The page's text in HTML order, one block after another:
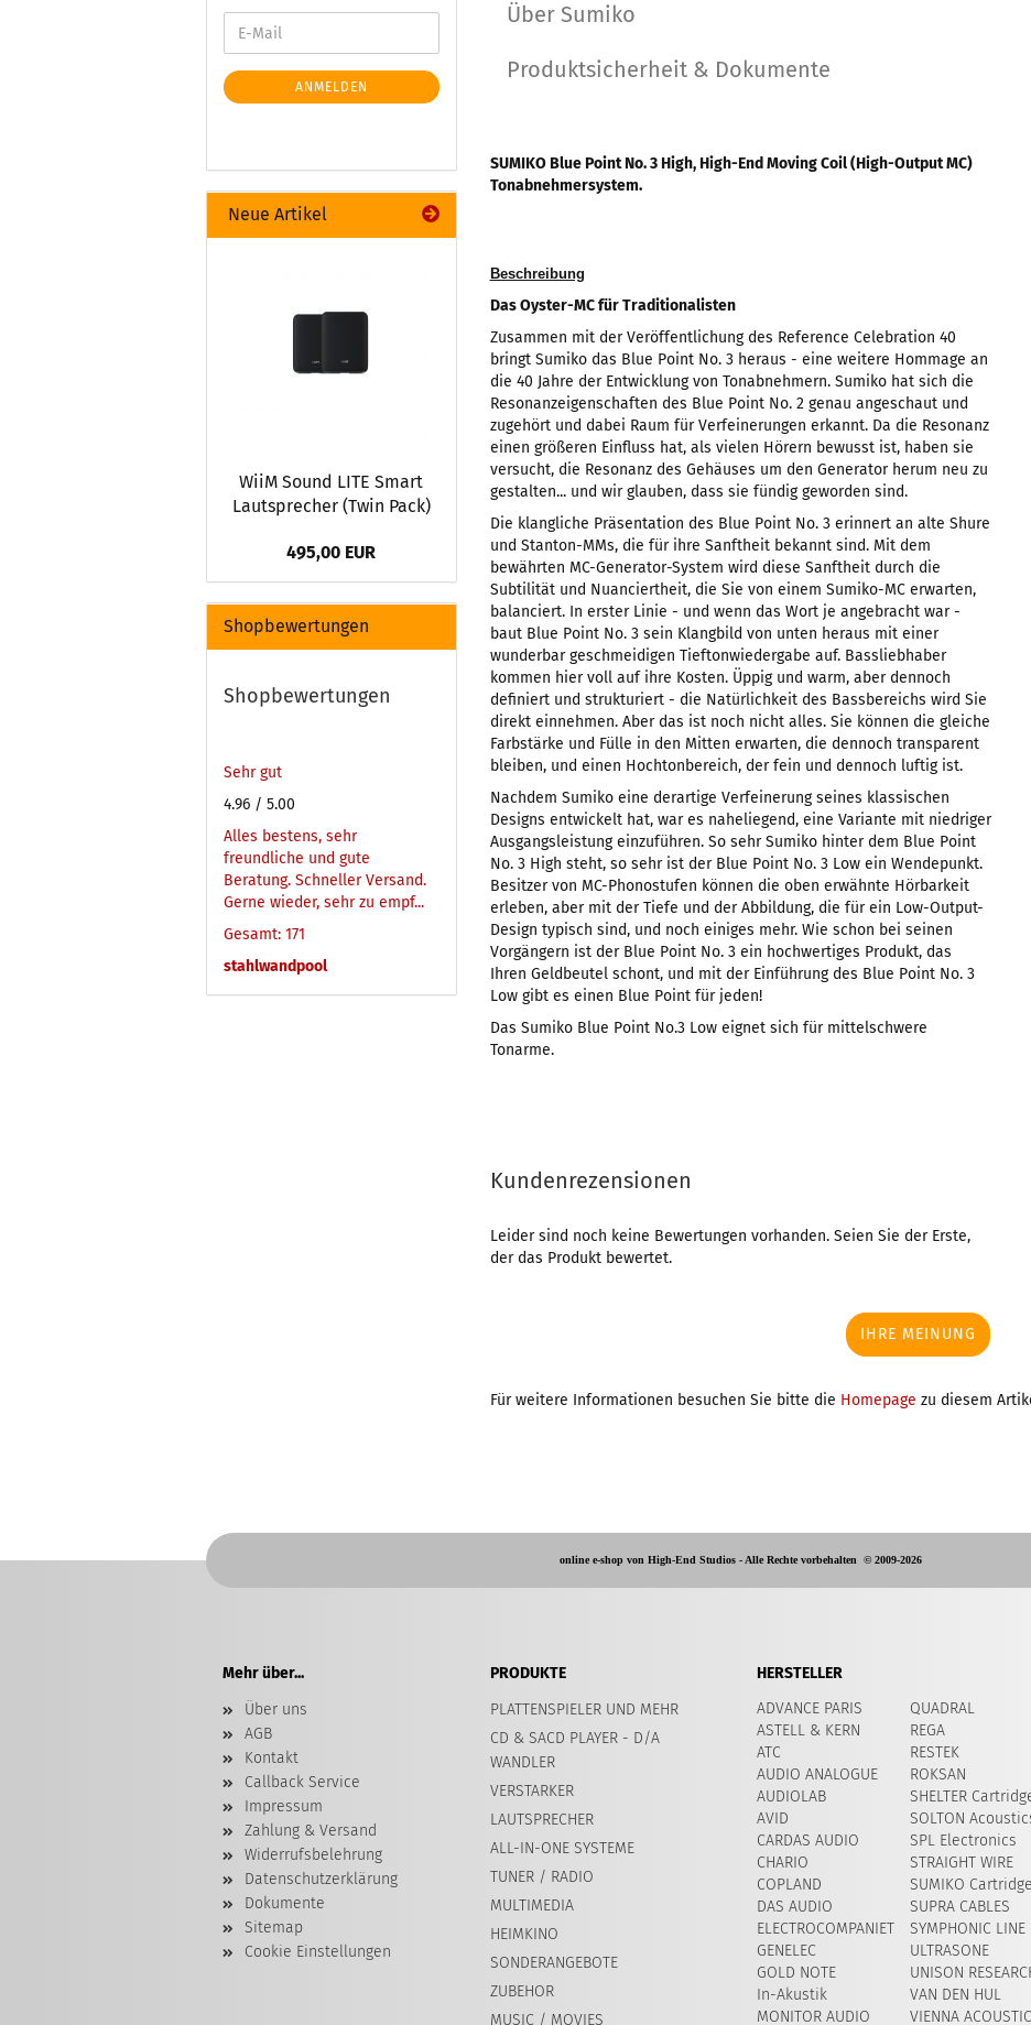
Über Sumiko
Produktsicherheit & Dokumente
SUMIKO Blue Point No. 3 High, High-End Moving Coil (High-Output MC)
Tonabnehmersystem.
Beschreibung
Das Oyster-MC für Traditionalisten
Zusammen mit der Veröffentlichung des Reference Celebration 40
bringt Sumiko das Blue Point No. 3 heraus - eine weitere Hommage an
die 40 Jahre der Entwicklung von Tonabnehmern. Sumiko hat sich die
Resonanzeigenschaften des Blue Point No. 2 genau angeschaut und
zugehört und dabei Raum für Verfeinerungen erkannt. Da die Resonanz
einen größeren Einfluss hat, als vielen Hörern bewusst ist, haben sie
versucht, die Resonanz des Gehäuses um den Generator herum neu zu
gestalten... und wir glauben, dass sie fündig geworden sind.
Die klangliche Präsentation des Blue Point No. 3 erinnert an alte Shure
und Stanton-MMs, die für ihre Sanftheit bekannt sind. Mit dem
bewährten MC-Generator-System wird diese Sanftheit durch die
Subtilität und Nuanciertheit, die Sie von einem Sumiko-MC erwarten,
balanciert. In erster Linie - und wenn das Wort je angebracht war -
baut Blue Point No. 3 sein Klangbild von unten heraus mit einer
wunderbar geschmeidigen Tieftonwiedergabe auf. Bassliebhaber
kommen hier voll auf ihre Kosten. Üppig und warm, aber dennoch
definiert und strukturiert - die Natürlichkeit des Bassbereichs wird Sie
direkt einnehmen. Aber das ist noch nicht alles. Sie können die gleiche
Farbstärke und Fülle in den Mitten erwarten, die dennoch transparent
bleiben, und einen Hochtonbereich, der fein und dennoch luftig ist.
Nachdem Sumiko eine derartige Verfeinerung seines klassischen
Designs entwickelt hat, war es naheliegend, eine Variante mit niedriger
Ausgangsleistung einzuführen. So sehr Sumiko hinter dem Blue Point
No. 3 High steht, so sehr ist der Blue Point No. 3 Low ein Wendepunkt.
Besitzer von MC-Phonostufen können die oben erwähnte Hörbarkeit
erleben, aber mit der Tiefe und der Abbildung, die für ein Low-Output-
Design typisch sind, und noch einiges mehr. Wie schon bei seinen
Vorgängern ist der Blue Point No. 3 ein hochwertiges Produkt, das
Ihren Geldbeutel schont, und mit der Einführung des Blue Point No. 3
Low gibt es einen Blue Point für jeden!
Das Sumiko Blue Point No.3 Low eignet sich für mittelschwere
Tonarme.
Kundenrezensionen
Leider sind noch keine Bewertungen vorhanden. Seien Sie der Erste,
der das Produkt bewertet.
IHRE MEINUNG
Für weitere Informationen besuchen Sie bitte die Homepage zu diesem
ANMELDEN
Neue Artikel
WiiM Sound LITE Smart
Lautsprecher (Twin Pack)
495,00 EUR
Shopbewertungen
Shopbewertungen
Sehr gut
4.96 / 5.00
Alles bestens, sehr
freundliche und gute
Beratung. Schneller Versand.
Gerne wieder, sehr zu empf...
Gesamt: 171
stahlwandpool
online e-shop von High-End Studios - Alle Rechte vorbehalten © 2009-2026
Mehr über...
Über uns
AGB
Kontakt
Callback Service
Impressum
Zahlung & Versand
Widerrufsbelehrung
Datenschutzerklärung
Dokumente
Sitemap
Cookie Einstellungen
PRODUKTE
PLATTENSPIELER UND MEHR
CD & SACD PLAYER - D/A
WANDLER
VERSTARKER
LAUTSPRECHER
ALL-IN-ONE SYSTEME
TUNER / RADIO
MULTIMEDIA
HEIMKINO
SONDERANGEBOTE
ZUBEHOR
MUSIC / MOVIES
HERSTELLER
ADVANCE PARIS
ASTELL & KERN
ATC
AUDIO ANALOGUE
AUDIOLAB
AVID
CARDAS AUDIO
CHARIO
COPLAND
DAS AUDIO
ELECTROCOMPANIET
GENELEC
GOLD NOTE
In-Akustik
MONITOR AUDIO
QUADRAL
REGA
RESTEK
ROKSAN
SHELTER
SOLTON
SPL Electronics
STRAIGHT WIRE
SUMIKO
SUPRA CABLES
SYMPHONIC LINE
ULTRASONE
UNISON
VAN DEN HUL
VIENNA